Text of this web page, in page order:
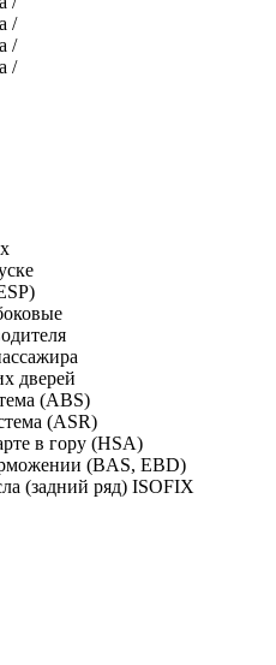
дверей
(ABS)
(ASR)
в гору (HSA)
(BAS, EBD)
(задний ряд) ISOFIX